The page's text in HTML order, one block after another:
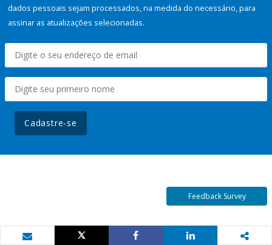
dados pessoais sejam processados, na medida do necessário, para
assinar as atualizações selecionadas.
Cadastre-se
Feedback Survey